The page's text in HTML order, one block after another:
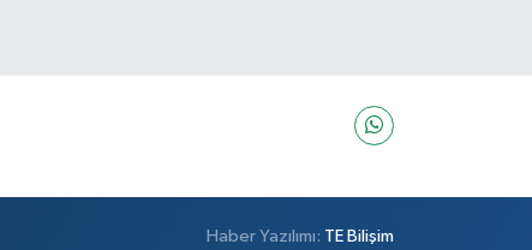
Haber Yazılımı: TE Bilişim